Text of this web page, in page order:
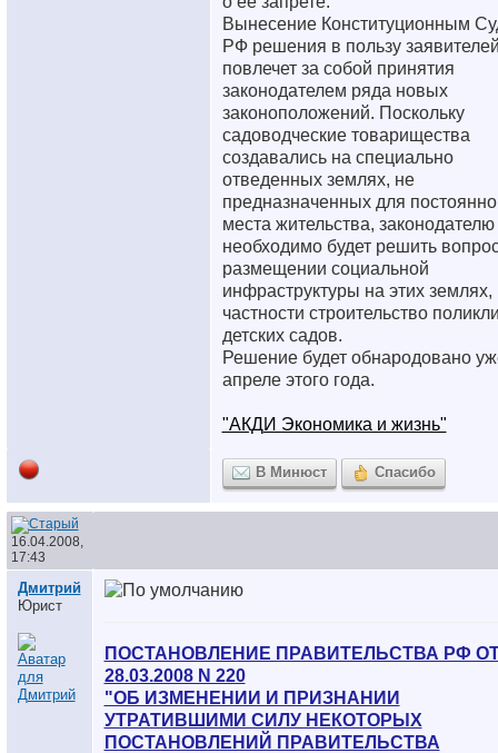
Вынесение Конституционным
РФ решения в пользу
повлечет за собой принятия
законодателем ряда новых
законоположений. Поскольку
садоводческие товарищества
создавались на специально
отведенных землях, не
предназначенных для
места жительства, законодателю
необходимо будет решить
размещении социальной
инфраструктуры на этих землях,
частности строительство
детских садов.
Решение будет обнародовано
апреле этого года.
"АКДИ Экономика и жизнь"
В Минюст Спасибо
16.04.2008,
17:43
Дмитрий
Юрист
ПОСТАНОВЛЕНИЕ ПРАВИТЕЛЬСТВА РФ
28.03.2008 N 220
"ОБ ИЗМЕНЕНИИ И ПРИЗНАНИИ
УТРАТИВШИМИ СИЛУ НЕКОТОРЫХ
ПОСТАНОВЛЕНИЙ ПРАВИТЕЛЬСТВА